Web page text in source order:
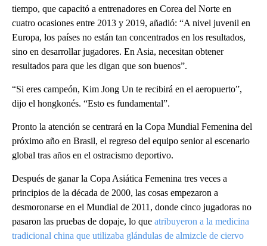
tiempo, que capacitó a entrenadores en Corea del Norte en
cuatro ocasiones entre 2013 y 2019, añadió: “A nivel juvenil en
Europa, los países no están tan concentrados en los resultados,
sino en desarrollar jugadores. En Asia, necesitan obtener
resultados para que les digan que son buenos”.
“Si eres campeón, Kim Jong Un te recibirá en el aeropuerto”,
dijo el hongkonés. “Esto es fundamental”.
Pronto la atención se centrará en la Copa Mundial Femenina del
próximo año en Brasil, el regreso del equipo senior al escenario
global tras años en el ostracismo deportivo.
Después de ganar la Copa Asiática Femenina tres veces a
principios de la década de 2000, las cosas empezaron a
desmoronarse en el Mundial de 2011, donde cinco jugadoras no
pasaron las pruebas de dopaje, lo que atribuyeron a la medicina
tradicional china que utilizaba glándulas de almizcle de ciervo